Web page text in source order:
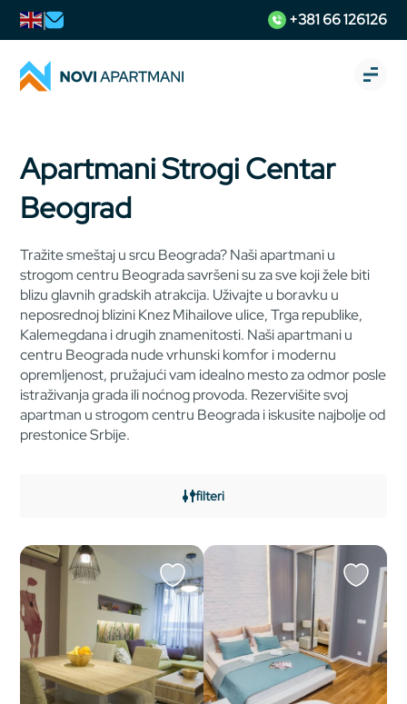
+381 66 126126
Apartmani Strogi Centar
Beograd
Tražite smeštaj u srcu Beograda? Naši apartmani u
strogom centru Beograda savršeni su za sve koji žele biti
blizu glavnih gradskih atrakcija. Uživajte u boravku u
neposrednoj blizini Knez Mihailove ulice, Trga republike,
Kalemegdana i drugih znamenitosti. Naši apartmani u
centru Beograda nude vrhunski komfor i modernu
opremljenost, pružajući vam idealno mesto za odmor posle
istraživanja grada ili noćnog provoda. Rezervišite svoj
apartman u strogom centru Beograda i iskusite najbolje od
prestonice Srbije.
filteri